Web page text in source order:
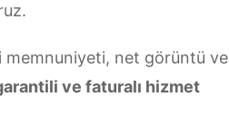
memnuniyeti, net görüntü ve
ve faturalı hizmet